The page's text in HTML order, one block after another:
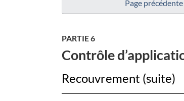
Loi
Page précédente
PARTIE 6
Contrôle
Recouvrement (suite)